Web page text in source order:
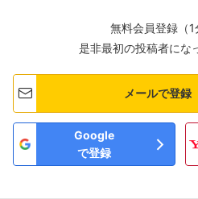
無料会員登録（1
是非最初の投稿者にな
メールで登録
Google
で登録